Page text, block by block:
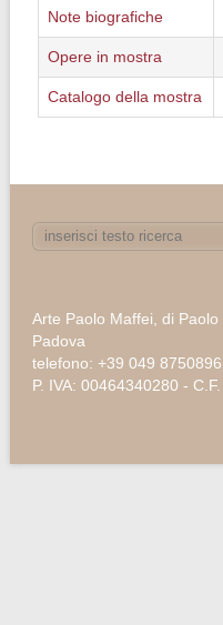
Note biografiche
Opere in mostra
Catalogo della mostra
Arte Paolo Maffei, di
Padova
telefono: +39 049
P. IVA: 00464340280 -